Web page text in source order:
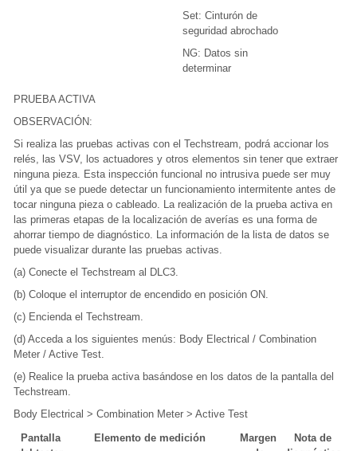
Set: Cinturón de
seguridad abrochado
NG: Datos sin
determinar
PRUEBA ACTIVA
OBSERVACIÓN:
Si realiza las pruebas activas con el Techstream, podrá accionar los
relés, las VSV, los actuadores y otros elementos sin tener que extraer
ninguna pieza. Esta inspección funcional no intrusiva puede ser muy
útil ya que se puede detectar un funcionamiento intermitente antes de
tocar ninguna pieza o cableado. La realización de la prueba activa en
las primeras etapas de la localización de averías es una forma de
ahorrar tiempo de diagnóstico. La información de la lista de datos se
puede visualizar durante las pruebas activas.
(a) Conecte el Techstream al DLC3.
(b) Coloque el interruptor de encendido en posición ON.
(c) Encienda el Techstream.
(d) Acceda a los siguientes menús: Body Electrical / Combination
Meter / Active Test.
(e) Realice la prueba activa basándose en los datos de la pantalla del
Techstream.
Body Electrical > Combination Meter > Active Test
Pantalla
Elemento de medición
Margen
Nota de